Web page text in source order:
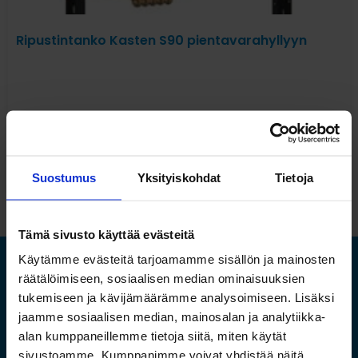
Suostumus Yksityiskohdat Tietoja
Tämä sivusto käyttää evästeitä
Käytämme evästeitä tarjoamamme sisällön ja mainosten
räätälöimiseen, sosiaalisen median ominaisuuksien
tukemiseen ja kävijämäärämme analysoimiseen. Lisäksi
jaamme sosiaalisen median, mainosalan ja analytiikka-
alan kumppaneillemme tietoja siitä, miten käytät
sivustoamme. Kumppanimme voivat yhdistää näitä
Ripustintanko Kasten S90 pientavarahyllyyn
Hekin ostivat